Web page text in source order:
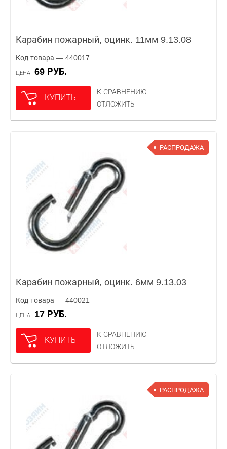
Карабин пожарный, оцинк. 11мм 9.13.08
Код товара — 440017
ЦЕНА 69 РУБ.
КУПИТЬ
К СРАВНЕНИЮ
ОТЛОЖИТЬ
РАСПРОДАЖА
Карабин пожарный, оцинк. 6мм 9.13.03
Код товара — 440021
ЦЕНА 17 РУБ.
КУПИТЬ
К СРАВНЕНИЮ
ОТЛОЖИТЬ
РАСПРОДАЖА